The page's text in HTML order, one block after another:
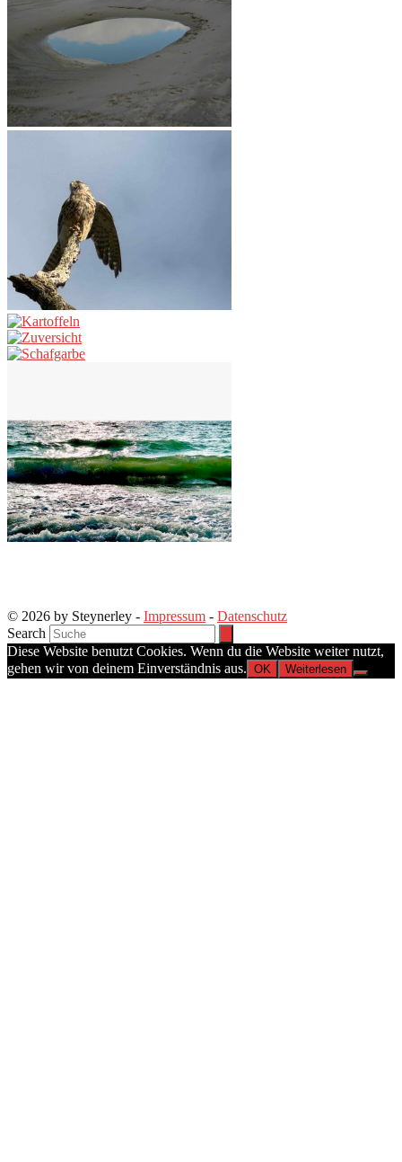
© 2026 by Steynerley - Impressum - Datenschutz
Search
Diese Website benutzt Cookies. Wenn du die Website weiter nutzt,
gehen wir von deinem Einverständnis aus. OK Weiterlesen